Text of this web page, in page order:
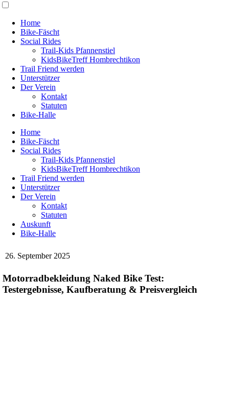
Home
Bike-Fäscht
Social Rides
Trail-Kids Pfannenstiel
KidsBikeTreff Hombrechtikon
Trail Friend werden
Unterstützer
Der Verein
Kontakt
Statuten
Bike-Halle
Home
Bike-Fäscht
Social Rides
Trail-Kids Pfannenstiel
KidsBikeTreff Hombrechtikon
Trail Friend werden
Unterstützer
Der Verein
Kontakt
Statuten
Auskunft
Bike-Halle
26. September 2025
Motorradbekleidung Naked Bike Test:
Testergebnisse, Kaufberatung & Preisvergleich